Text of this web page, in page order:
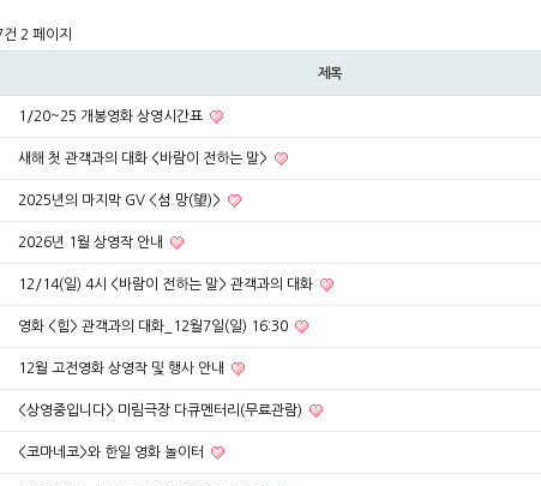
2 페이지
제목
1/20~25 개봉영화 상영시간표
새해 첫 관객과의 대화 <바람이 전하는 말>
2025년의 마지막 GV <섬.망(望)>
2026년 1월 상영작 안내
12/14(일) 4시 <바람이 전하는 말> 관객과의 대화
영화 <힘> 관객과의 대화_12월7일(일) 16:30
12월 고전영화 상영작 및 행사 안내
<상영중입니다> 미림극장 다큐멘터리(무료관람)
<코마네코>와 한일 영화 놀이터